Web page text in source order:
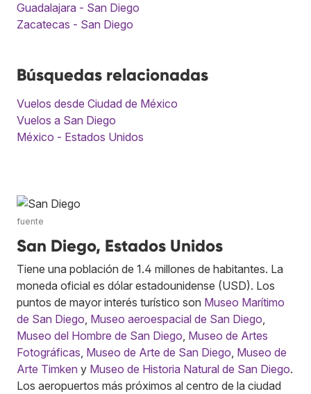
Guadalajara - San Diego
Zacatecas - San Diego
Búsquedas relacionadas
Vuelos desde Ciudad de México
Vuelos a San Diego
México - Estados Unidos
fuente
San Diego, Estados Unidos
Tiene una población de 1.4 millones de habitantes. La
moneda oficial es dólar estadounidense (USD). Los
puntos de mayor interés turístico son Museo Marítimo
de San Diego, Museo aeroespacial de San Diego,
Museo del Hombre de San Diego, Museo de Artes
Fotográficas, Museo de Arte de San Diego, Museo de
Arte Timken y Museo de Historia Natural de San Diego.
Los aeropuertos más próximos al centro de la ciudad